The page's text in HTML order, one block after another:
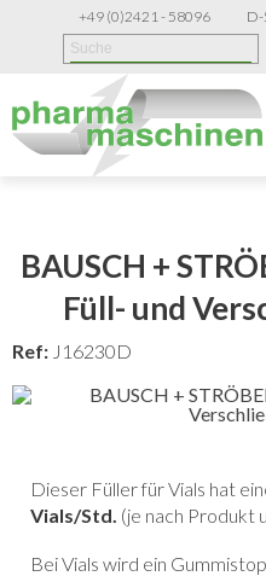
+49 (0)2421 - 58096 D-
BAUSCH +
Füll- und
Ref: J16230D
Dieser Füller für Vials hat
Vials/Std. (je nach Produkt
Bei Vials wird ein